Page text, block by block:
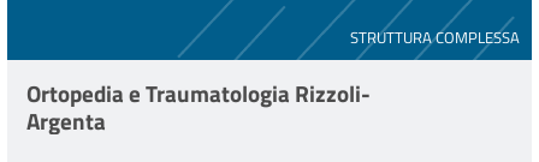
STRUTTURA COMPLESSA
Ortopedia e Traumatologia Rizzoli-
Argenta